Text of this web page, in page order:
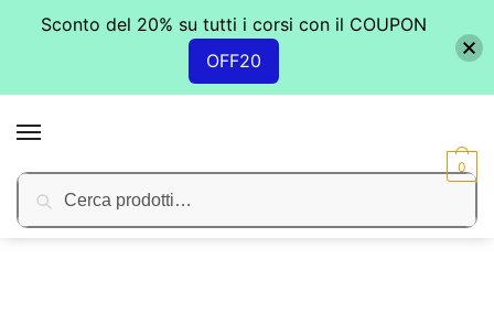
Cerca:Cerca
0
Sconto del 20% su tutti i corsi con il COUPON
OFF20